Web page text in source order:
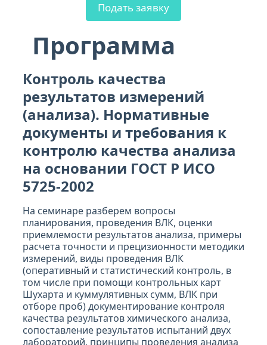
Подать заявку
Программа
Контроль качества
результатов измерений
(анализа). Нормативные
документы и требования к
контролю качества анализа
на основании ГОСТ Р ИСО
5725-2002
На семинаре разберем вопросы
планирования, проведения ВЛК, оценки
приемлемости результатов анализа, примеры
расчета точности и прецизионности методики
измерений, виды проведения ВЛК
(оперативный и статистический контроль, в
том числе при помощи контрольных карт
Шухарта и куммулятивных сумм, ВЛК при
отборе проб) документирование контроля
качества результатов химического анализа,
сопоставление результатов испытаний двух
лабораторий, принципы проведения анализа